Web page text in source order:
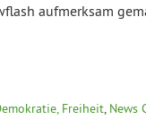
aufmerksam
Freiheit, News